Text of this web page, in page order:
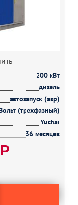
200 кВт
дизель
автозапуск (авр)
(трехфазный)
Yuchai
36 месяцев